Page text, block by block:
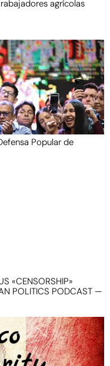
agrícolas
Popular de
«CENSORSHIP»
POLITICS PODCAST —